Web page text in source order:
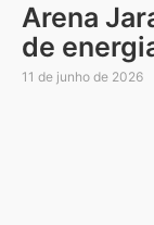
Arena
de
11 de junho de 2026